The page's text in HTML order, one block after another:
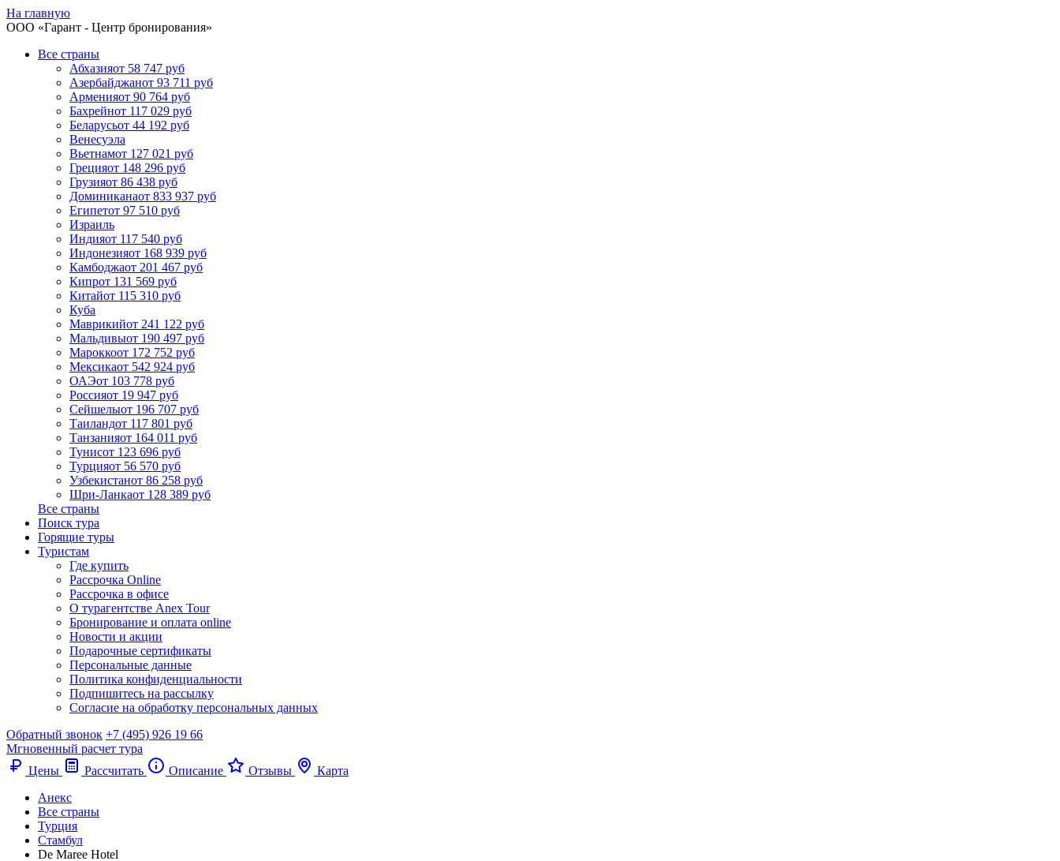
На главную
ООО «Гарант - Центр бронирования»
Все страны
Абхазияот 58 747 руб
Азербайджанот 93 711 руб
Арменияот 90 764 руб
Бахрейнот 117 029 руб
Беларусьот 44 192 руб
Венесуэла
Вьетнамот 127 021 руб
Грецияот 148 296 руб
Грузияот 86 438 руб
Доминиканаот 833 937 руб
Египетот 97 510 руб
Израиль
Индияот 117 540 руб
Индонезияот 168 939 руб
Камбоджаот 201 467 руб
Кипрот 131 569 руб
Китайот 115 310 руб
Куба
Маврикийот 241 122 руб
Мальдивыот 190 497 руб
Мароккоот 172 752 руб
Мексикаот 542 924 руб
ОАЭот 103 778 руб
Россияот 19 947 руб
Сейшелыот 196 707 руб
Таиландот 117 801 руб
Танзанияот 164 011 руб
Тунисот 123 696 руб
Турцияот 56 570 руб
Узбекистанот 86 258 руб
Шри-Ланкаот 128 389 руб
Все страны
Поиск тура
Горящие туры
Туристам
Где купить
Рассрочка Online
Рассрочка в офисе
О турагентстве Anex Tour
Бронирование и оплата online
Новости и акции
Подарочные сертификаты
Персональные данные
Политика конфиденциальности
Подпишитесь на рассылку
Согласие на обработку персональных данных
Обратный звонок +7 (495) 926 19 66
Мгновенный расчет тура
Цены
Рассчитать Описание Отзывы
Карта
Анекс
Все страны
Турция
Стамбул
De Maree Hotel